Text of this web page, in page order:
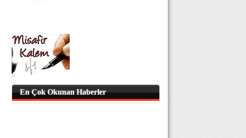
En Çok Okunan Haberler